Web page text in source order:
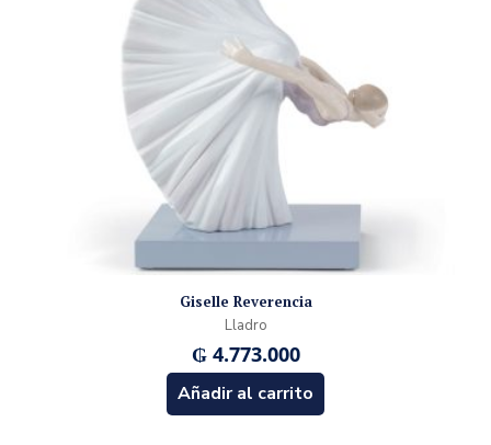
Giselle Reverencia
Lladro
₲4.773.000
Añadir al carrito